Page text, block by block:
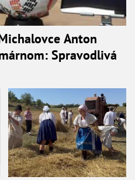
Anton
Spravodlivá